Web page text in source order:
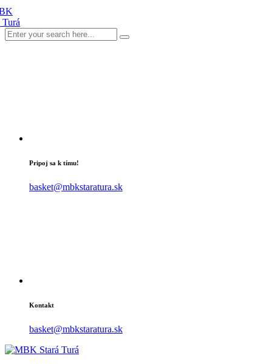
Pripoj sa k tímu!
basket@mbkstaratura.sk
Kontakt
basket@mbkstaratura.sk